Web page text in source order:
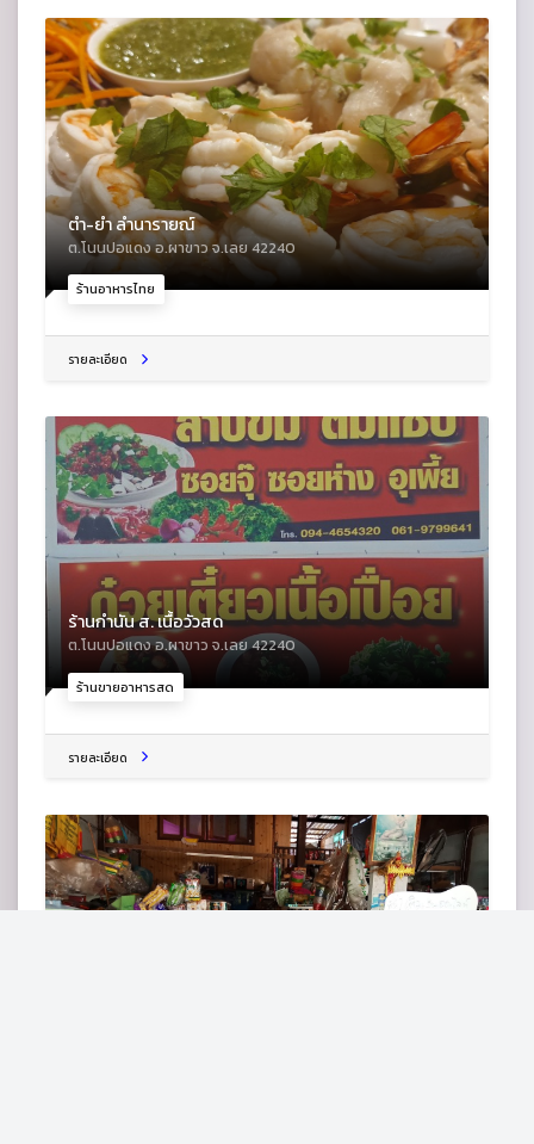
ร้านอาหารไทย
ตำ-ยำ ลำนารายณ์
ต.โนนปอแดง อ.ผาขาว จ.เลย 42240
รายละเอียด
ร้านขายอาหารสด
ร้านกำนัน ส. เนื้อวัวสด
ต.โนนปอแดง อ.ผาขาว จ.เลย 42240
รายละเอียด